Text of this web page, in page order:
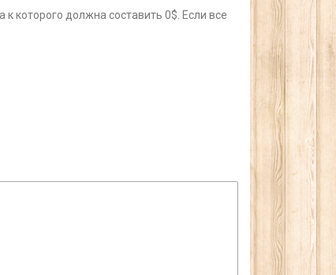
которого должна составить 0$. Если все